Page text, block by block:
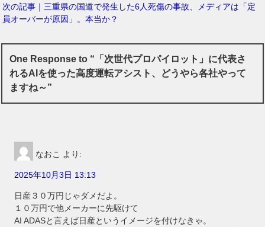
次の記事｜三重県の国道で発生した6人死傷の事故、メディアは「定
員オーバーが原因」。本当か？
One Response to “「次世代プロパイロット」に代表さ
れるAIを使った高度運転アシスト、どうやら各社やって
ますね～”
なおこ より:
2025年10月3日 13:13
日産３０万円じゃダメだよ。
１０万円で他メーカーに先駆けて
AI ADASと言えば日産というイメージを付けなきゃ。